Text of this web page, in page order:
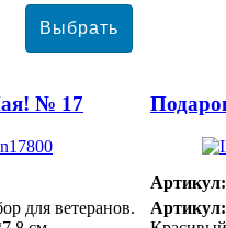
№ 17
для ветеранов.
Артикул:
Артикул: